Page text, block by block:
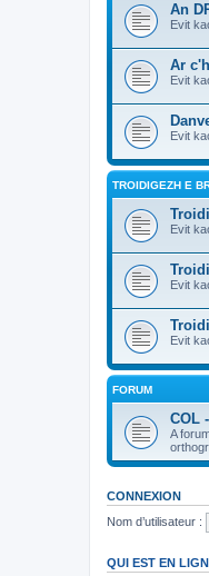
An
Evit
Ar
Evit
Evit
TROIDIGEZH E
Evit
Evit
Evit
FORUM
COL
A
CONNEXION
Nom d’utilisateur :
QUI EST EN